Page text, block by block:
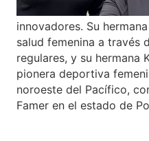
innovadores. Su
salud femenina a través
regulares, y su hermana
pionera deportiva
noroeste del Pacífico,
Famer en el estado de